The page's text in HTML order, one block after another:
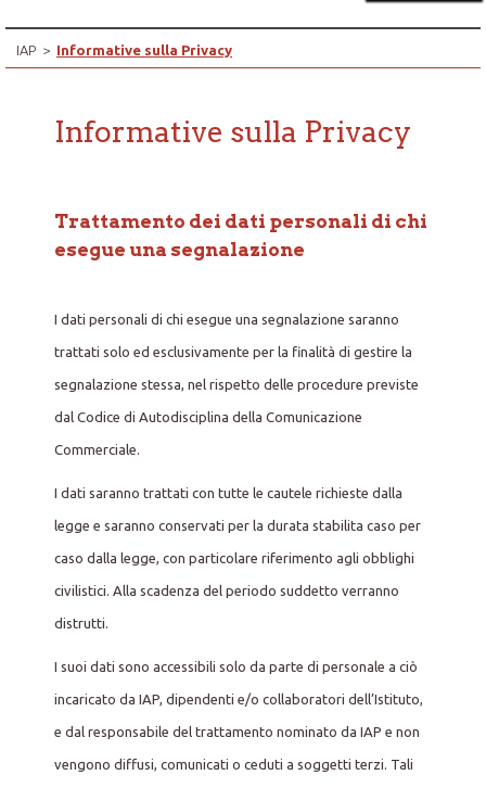
IAP > Informative sulla Privacy
Informative sulla Privacy
Trattamento dei dati personali di chi
esegue una segnalazione
I dati personali di chi esegue una segnalazione saranno
trattati solo ed esclusivamente per la finalità di gestire la
segnalazione stessa, nel rispetto delle procedure previste
dal Codice di Autodisciplina della Comunicazione
Commerciale.
I dati saranno trattati con tutte le cautele richieste dalla
legge e saranno conservati per la durata stabilita caso per
caso dalla legge, con particolare riferimento agli obblighi
civilistici. Alla scadenza del periodo suddetto verranno
distrutti.
I suoi dati sono accessibili solo da parte di personale a ciò
incaricato da IAP, dipendenti e/o collaboratori dell’Istituto,
e dal responsabile del trattamento nominato da IAP e non
vengono diffusi, comunicati o ceduti a soggetti terzi. Tali